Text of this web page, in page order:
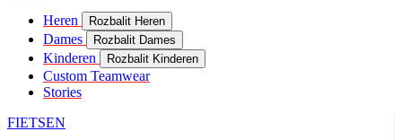
Heren Rozbalit Heren
Dames Rozbalit Dames
Kinderen Rozbalit Kinderen
Custom Teamwear
Stories
FIETSEN